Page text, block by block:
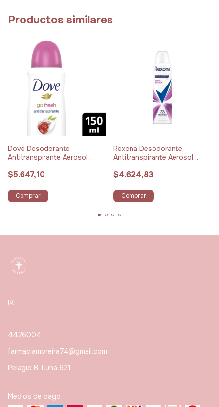
Productos similares
Dove Desodorante
Antitranspirante Aerosol
$5.647,10
Comprar
Rexona Desodorante
Antitranspirante Aerosol
$4.624,83
Comprar
4426004
farmaciamoreira74@gmail.com
Pelagio B. Luna 621
Medios de pago